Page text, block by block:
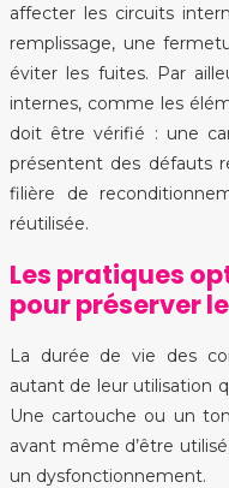
affecter les circuits
remplissage, une
éviter les fuites. Par
internes, comme les
doit être vérifié : une
présentent des défauts
filière de
réutilisée.
Les pratiques
pour préserver
La durée de vie des
autant de leur utilisation
Une cartouche ou un
avant même d’être
un dysfonctionnement.